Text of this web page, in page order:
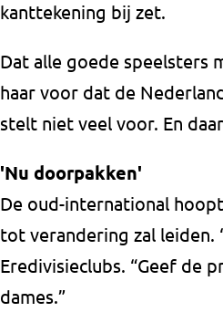
kanttekening bij zet.
Dat alle goede speelsters
haar voor dat de
stelt niet veel voor. En
'Nu doorpakken'
De oud-international
tot verandering zal leiden.
Eredivisieclubs. “Geef de
dames.”